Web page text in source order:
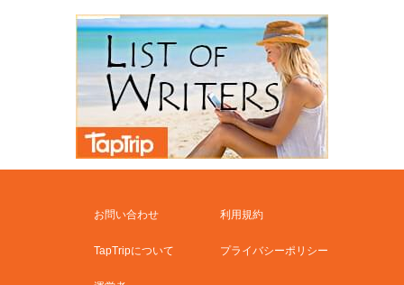
お問い合わせ 利用規約
TapTripについて プライバシーポリシー